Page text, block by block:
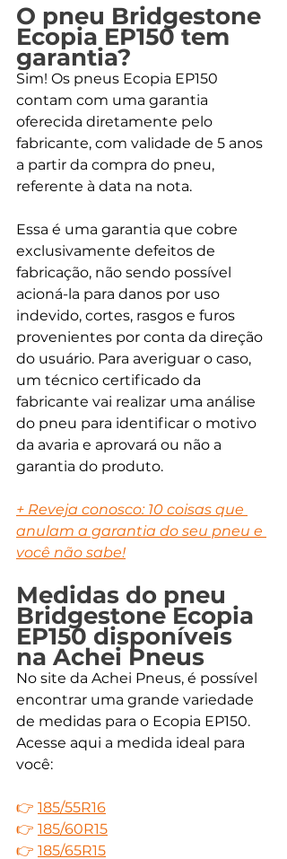
O pneu Bridgestone
Ecopia EP150 tem
garantia?
Sim! Os pneus Ecopia EP150
contam com uma garantia
oferecida diretamente pelo
fabricante, com validade de 5 anos
a partir da compra do pneu,
referente à data na nota.
Essa é uma garantia que cobre
exclusivamente defeitos de
fabricação, não sendo possível
acioná-la para danos por uso
indevido, cortes, rasgos e furos
provenientes por conta da direção
do usuário. Para averiguar o caso,
um técnico certificado da
fabricante vai realizar uma análise
do pneu para identificar o motivo
da avaria e aprovará ou não a
garantia do produto.
+ Reveja conosco: 10 coisas que
anulam a garantia do seu pneu e
você não sabe!
Medidas do pneu
Bridgestone Ecopia
EP150 disponíveis
na Achei Pneus
No site da Achei Pneus, é possível
encontrar uma grande variedade
de medidas para o Ecopia EP150.
Acesse aqui a medida ideal para
você:
👉 185/55R16
👉 185/60R15
👉 185/65R15